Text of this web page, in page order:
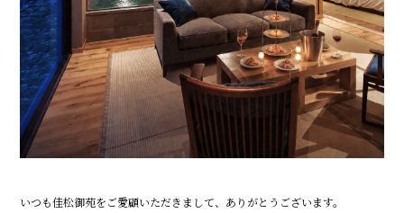
いつも佳松御苑をご愛顧いただきまして、ありがとうございます。